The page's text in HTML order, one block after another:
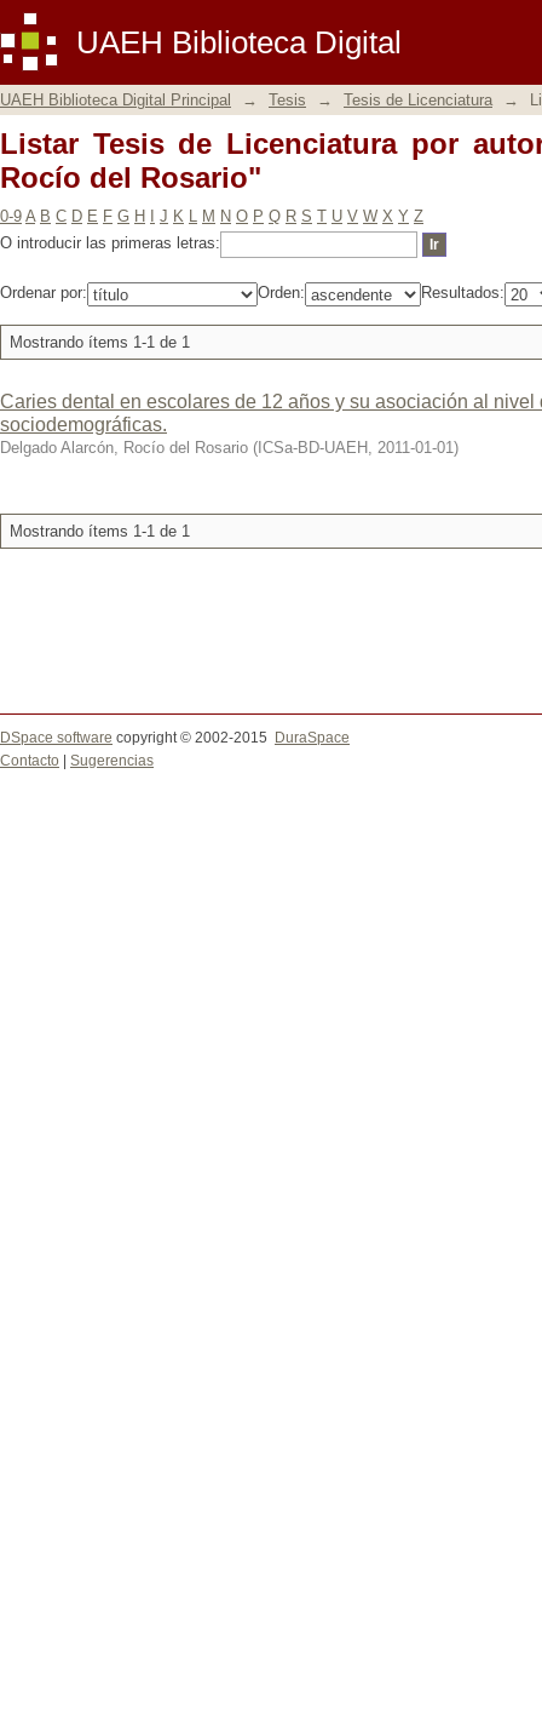
UAEH Biblioteca Digital
Listar Tesis de Licenciatura por
UAEH Biblioteca Digital Principal → Tesis → Tesis de Licenciatura →
Listar Tesis de Licenciatura por
Rocío del Rosario"
0-9 A B C D E F G H J K L M N O P Q R S T U V W X Y Z
O introducir las primeras letras:
Ordenar por: Orden: Resultados:
Mostrando ítems 1-1 de 1
Caries dental en escolares de 12 años y su asociación al
sociodemográficas.
Delgado Alarcón, Rocío del Rosario ( ICSa-BD-UAEH , 2011-01-01)
Mostrando ítems 1-1 de 1
DSpace software copyright © 2002-2015
DuraSpace
Contacto
Sugerencias